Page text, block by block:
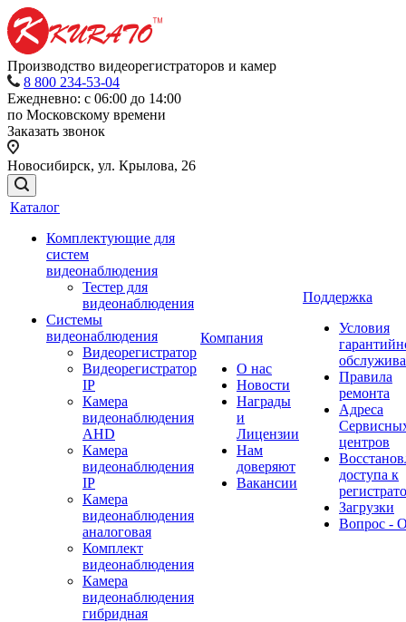
Производство видеорегистраторов и камер
8 800 234-53-04
Ежедневно: с 06:00 до 14:00
по Московскому времени
Заказать звонок
Новосибирск, ул. Крылова, 26
Каталог
Комплектующие для
систем
видеонаблюдения
Тестер для
видеонаблюдения
Системы
видеонаблюдения
Видеорегистратор
Видеорегистратор
IP
Камера
видеонаблюдения
AHD
Камера
видеонаблюдения
IP
Камера
видеонаблюдения
аналоговая
Комплект
видеонаблюдения
Камера
видеонаблюдения
гибридная
Компания
О нас
Новости
Награды
и
Лицензии
Нам
доверяют
Вакансии
Поддержка
Условия
Правила
ремонта
Адреса
центров
доступа к
Загрузки
Вопрос -